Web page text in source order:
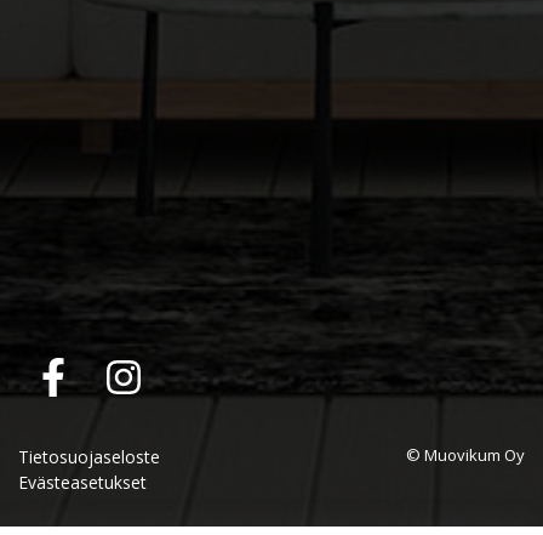
Tietosuojaseloste
Evästeasetukset
© Muovikum Oy